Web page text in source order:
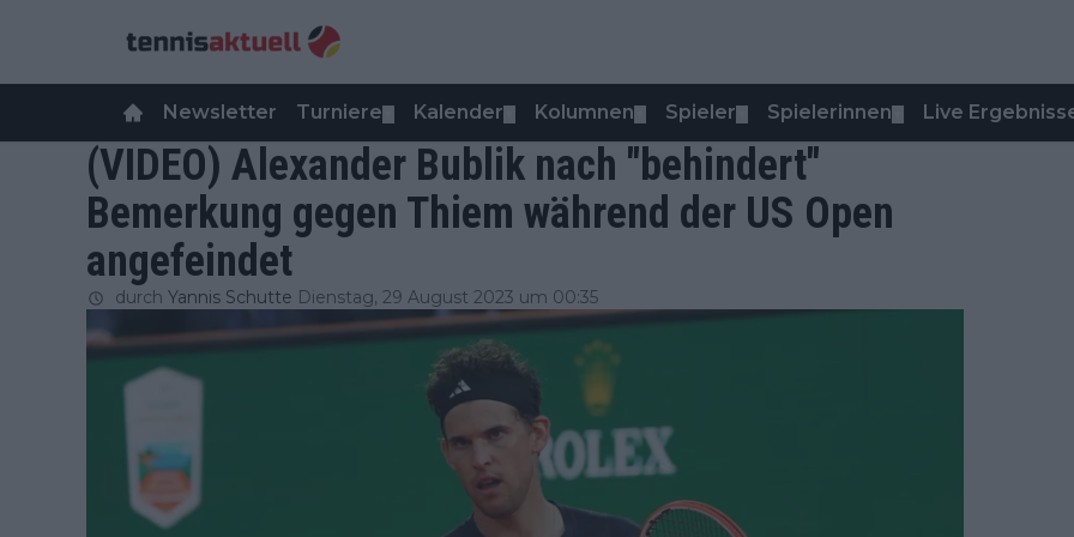
Newsletter Turniere Kalender Kolumnen Spieler Spielerinnen Live
(VIDEO) Alexander Bublik nach "behindert"
Bemerkung gegen Thiem während der US Open
angefeindet
durch Yannis Schutte Dienstag, 29 August 2023 um 00:35